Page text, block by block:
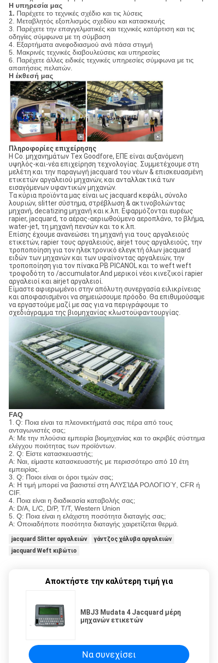
Η υπηρεσία μας
1. Παρέχετε το τεχνικές σχέδιο και τις λύσεις
2. Μεταβλητός εξοπλισμός σχεδίου και κατασκευής
3. Παρέχετε την επαγγελματικές και τεχνικές κατάρτιση και τις
οδηγίες σύμφωνα με τη σύμβαση
4. Εξαρτήματα ανεφοδιασμού ανά πάσα στιγμή
5. Μακρινές τεχνικές διαβουλεύσεις και υπηρεσίες
6. Παρέχετε άλλες ειδικές τεχνικές υπηρεσίες σύμφωνα με τις
απαιτήσεις πελατών.
Η έκθεσή μας
Πληροφορίες επιχείρησης
Η Co. μηχανημάτων Tex Goodfore, ΕΠΕ είναι αυξανόμενη
υψηλός-και-νέα επιχείρηση τεχνολογίας. Συμμετέχουμε στη
μελέτη και την παραγωγή jacquard του νέων & επισκευασμένη
ετικετών αργαλειού μηχανών, και ανταλλακτικά των
εισαγόμενων υφαντικών μηχανών.
Τα κύρια προϊόντα μας είναι ως jacquard κεφάλι, σύνολο
λουριών, slitter σύστημα, στρέβλωση & ακτινοβολώντας
μηχανή, decatizing μηχανή και κ.λπ. Εφαρμόζονται ευρέως
rapier, jacquard, το αέρας-αεριωθούμενο αεροπλάνο, το βλήμα,
water-jet, τη μηχανή πενσών και το κ.λπ.
Επίσης έχουμε ανανεώσει τη μηχανή για τους αργαλειούς
ετικετών, rapier τους αργαλειούς, airjet τους αργαλειούς, την
τροποποίηση για τον ηλεκτρονικό ελεγκτή όλων jacquard
ειδών των μηχανών και των υφαίνοντας αργαλειών, την
τροποποίηση για τον πίνακα PB PICANOL και το weft weft
τροφοδότη το /accumulator.And μερικοί νέοι κινεζικοί rapier
αργαλειοί και airjet αργαλειοί.
Είμαστε αφιερωμένοι στην απόλυτη συνεργασία ειλικρίνειας
και αποφασισμένοι να σημειώσουμε πρόοδο. Θα επιθυμούσαμε
να εργαστούμε μαζί με σας για να περιγράψουμε το
σχεδιάγραμμα της βιομηχανίας κλωστοϋφαντουργίας.
FAQ
1. Q: Ποια είναι τα πλεονεκτήματά σας πέρα από τους
ανταγωνιστές σας;
Α: Με την πλούσια εμπειρία βιομηχανίας και το ακριβές σύστημα
ελέγχου ποιότητας των προϊόντων.
2. Q: Είστε κατασκευαστής;
Α: Ναι, είμαστε κατασκευαστής με περισσότερο από 10 έτη
εμπειρίας.
3. Q: Ποιοι είναι οι όροι τιμών σας;
Α: Η τιμή μπορεί να βασιστεί στη ΑΛΥΣΊΔΑ ΡΟΛΟΓΙΟΎ, CFR ή
CIF.
4. Ποια είναι η διαδικασία καταβολής σας;
Α: D/A, L/C, D/P, T/T, Western Union
5. Q: Ποια είναι η ελάχιστη ποσότητα διαταγής σας;
Α: Οποιαδήποτε ποσότητα διαταγής χαιρετίζεται θερμά.
jacquard Slitter αργαλειών
γάντζος χάλυβα αργαλειών
jacquard Weft κιβώτιο
Αποκτήστε την καλύτερη τιμή για
MBJ3 Mudata 4 Jacquard μέρη
μηχανών ετικετών
Να συνεχίσει